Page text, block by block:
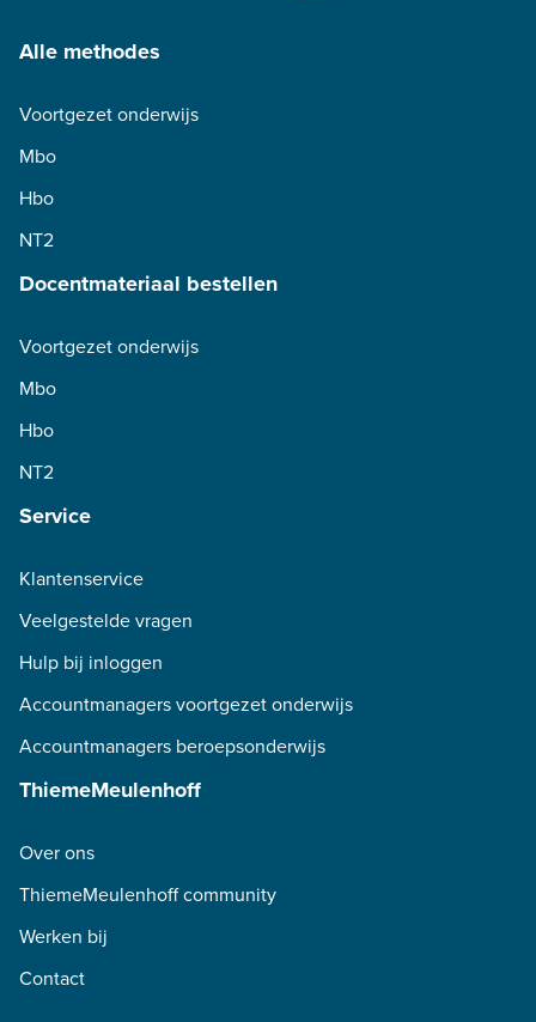
Alle methodes
Voortgezet onderwijs
Mbo
Hbo
NT2
Docentmateriaal bestellen
Voortgezet onderwijs
Mbo
Hbo
NT2
Service
Klantenservice
Veelgestelde vragen
Hulp bij inloggen
Accountmanagers voortgezet onderwijs
Accountmanagers beroepsonderwijs
ThiemeMeulenhoff
Over ons
ThiemeMeulenhoff community
Werken bij
Contact